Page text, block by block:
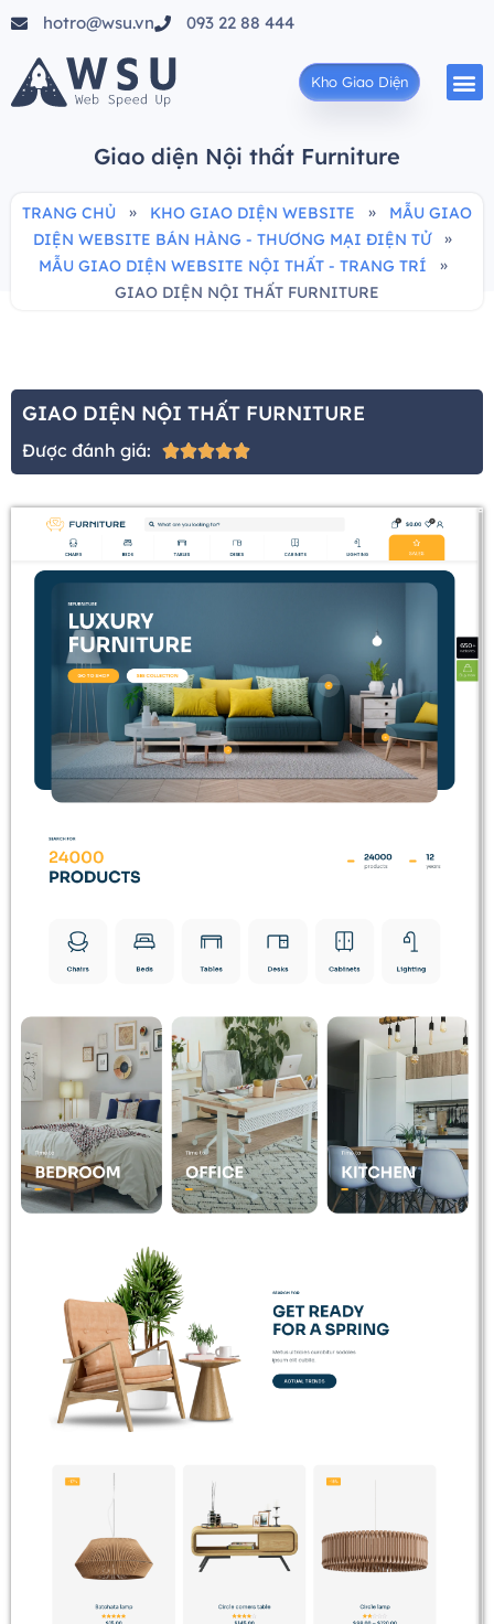
hotro@wsu.vn 093 22 88 444
Kho Giao Diện
Giao diện Nội thất Furniture
TRANG CHỦ » KHO GIAO DIỆN WEBSITE »
MẪU GIAO
DIỆN WEBSITE BÁN HÀNG - THƯƠNG MẠI ĐIỆN TỬ
»
MẪU GIAO DIỆN WEBSITE NỘI THẤT - TRANG TRÍ
»
GIAO DIỆN NỘI THẤT FURNITURE
GIAO DIỆN NỘI THẤT FURNITURE
Được đánh giá: 